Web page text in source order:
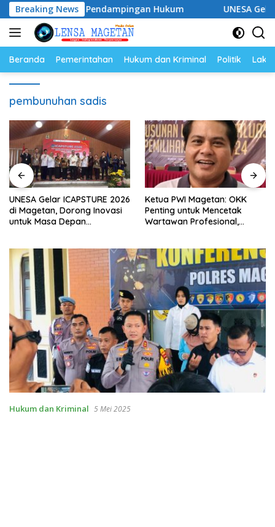
Langsung
ke
konten
Breaking News
Perkuat Pendampingan Hukum UNESA Gelar
Beranda Pemerintahan Hukum dan Kriminal Politik
pembunuhan sadis
UNESA Gelar ICAPSTURE 2026
di Magetan, Dorong Inovasi
untuk Masa Depan
Ketua PWI Magetan: OKK
Penting untuk Mencetak
Wartawan Profesional,
Hukum dan Kriminal 5 Mei 2025